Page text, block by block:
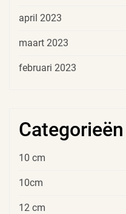
april 2023
maart 2023
februari 2023
Categorieën
10 cm
10cm
12 cm